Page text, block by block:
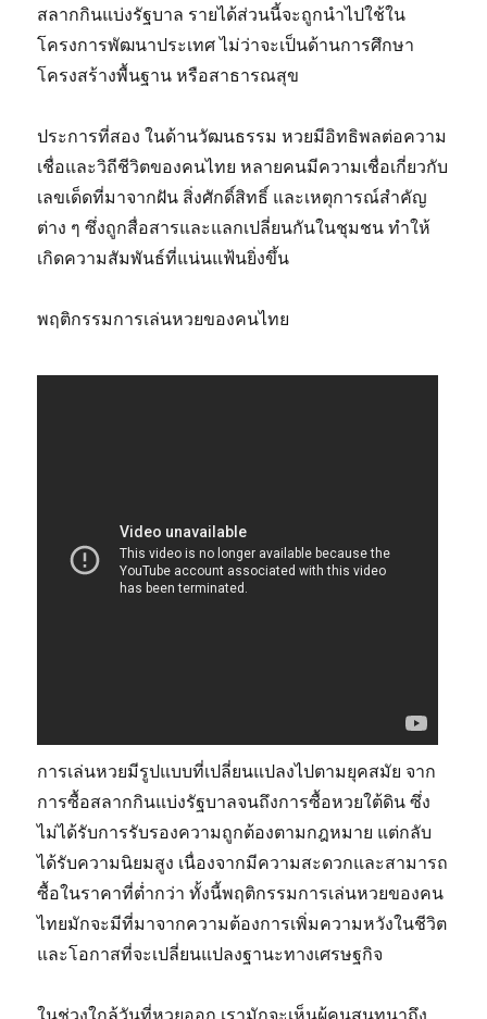
สลากกินแบ่งรัฐบาล รายได้ส่วนนี้จะถูกนำไปใช้ใน
โครงการพัฒนาประเทศ ไม่ว่าจะเป็นด้านการศึกษา
โครงสร้างพื้นฐาน หรือสาธารณสุข
ประการที่สอง ในด้านวัฒนธรรม หวยมีอิทธิพลต่อความ
เชื่อและวิถีชีวิตของคนไทย หลายคนมีความเชื่อเกี่ยวกับ
เลขเด็ดที่มาจากฝัน สิ่งศักดิ์สิทธิ์ และเหตุการณ์สำคัญ
ต่าง ๆ ซึ่งถูกสื่อสารและแลกเปลี่ยนกันในชุมชน ทำให้
เกิดความสัมพันธ์ที่แน่นแฟ้นยิ่งขึ้น
พฤติกรรมการเล่นหวยของคนไทย
การเล่นหวยมีรูปแบบที่เปลี่ยนแปลงไปตามยุคสมัย จาก
การซื้อสลากกินแบ่งรัฐบาลจนถึงการซื้อหวยใต้ดิน ซึ่ง
ไม่ได้รับการรับรองความถูกต้องตามกฎหมาย แต่กลับ
ได้รับความนิยมสูง เนื่องจากมีความสะดวกและสามารถ
ซื้อในราคาที่ต่ำกว่า ทั้งนี้พฤติกรรมการเล่นหวยของคน
ไทยมักจะมีที่มาจากความต้องการเพิ่มความหวังในชีวิต
และโอกาสที่จะเปลี่ยนแปลงฐานะทางเศรษฐกิจ
ในช่วงใกล้วันที่หวยออก เรามักจะเห็นผู้คนสนทนาถึง